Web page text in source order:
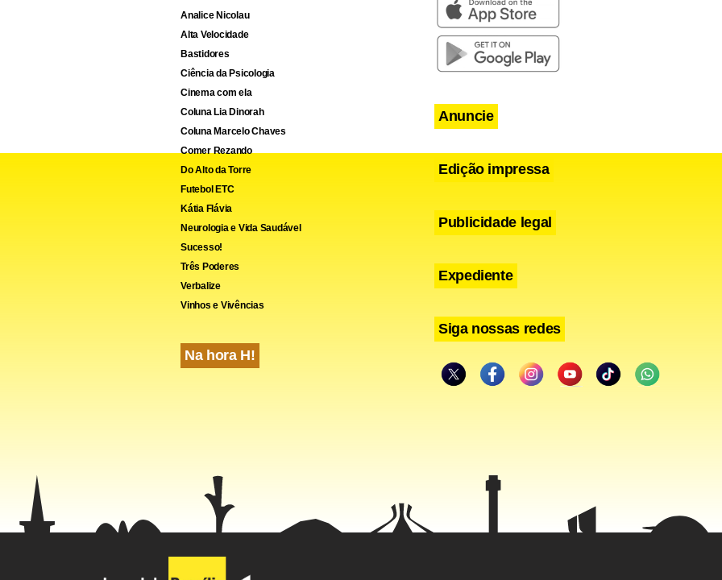
Analice Nicolau
Alta Velocidade
Bastidores
Ciência da Psicologia
Cinema com ela
Coluna Lia Dinorah
Coluna Marcelo Chaves
Comer Rezando
Do Alto da Torre
Futebol ETC
Kátia Flávia
Neurologia e Vida Saudável
Sucesso!
Três Poderes
Verbalize
Vinhos e Vivências
Na hora H!
Anuncie
Edição impressa
Publicidade legal
Expediente
Siga nossas redes